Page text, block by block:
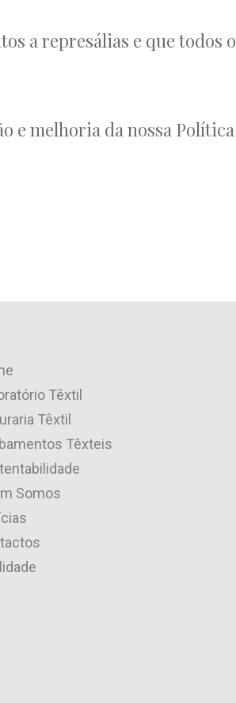
a represálias e que
e melhoria da nossa
Têxtil
Têxtil
Têxteis
Somos